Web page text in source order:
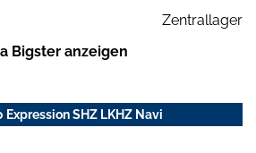
Zentrallager
Bigster anzeigen
Expression SHZ LKHZ Navi